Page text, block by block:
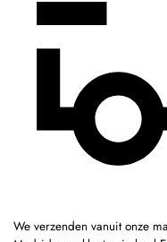
We verzenden vanuit onze